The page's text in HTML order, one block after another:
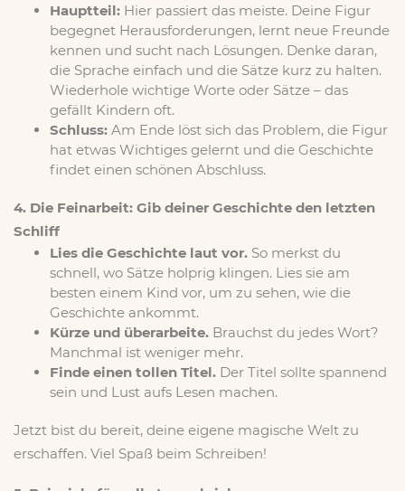
x
Hauptteil: Hier passiert das meiste. Deine Figur
begegnet Herausforderungen, lernt neue Freunde
kennen und sucht nach Lösungen. Denke daran,
die Sprache einfach und die Sätze kurz zu halten.
Wiederhole wichtige Worte oder Sätze – das
gefällt Kindern oft.
Schluss: Am Ende löst sich das Problem, die Figur
hat etwas Wichtiges gelernt und die Geschichte
findet einen schönen Abschluss.
4. Die Feinarbeit: Gib deiner Geschichte den letzten
Schliff
Lies die Geschichte laut vor. So merkst du
schnell, wo Sätze holprig klingen. Lies sie am
besten einem Kind vor, um zu sehen, wie die
Geschichte ankommt.
Kürze und überarbeite. Brauchst du jedes Wort?
Manchmal ist weniger mehr.
Finde einen tollen Titel. Der Titel sollte spannend
sein und Lust aufs Lesen machen.
Jetzt bist du bereit, deine eigene magische Welt zu
erschaffen. Viel Spaß beim Schreiben!